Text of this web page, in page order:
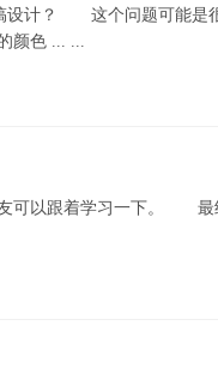
设计？ 这个问题可能是
色 ... ...
友可以跟着学习一下。 最